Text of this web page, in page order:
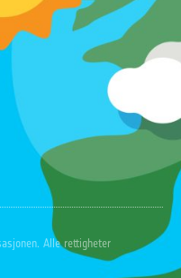
Alle rettigheter